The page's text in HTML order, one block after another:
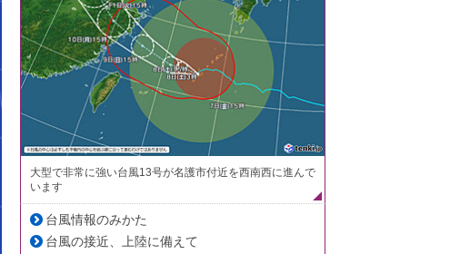
大型で非常に強い台風13号が名護市付近を西南西に進んで
います
台風情報のみかた
台風の接近、上陸に備えて